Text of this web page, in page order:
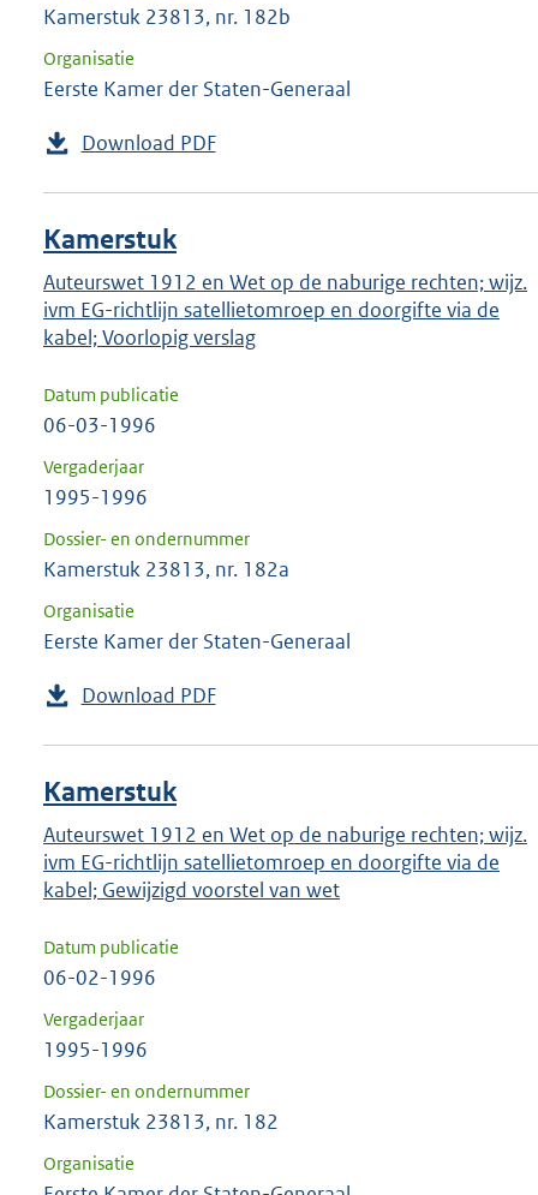
Kamerstuk 23813, nr. 182b
Organisatie
Eerste Kamer der Staten-Generaal
Download PDF
Kamerstuk
Auteurswet 1912 en Wet op de naburige rechten; wijz.
ivm EG-richtlijn satellietomroep en doorgifte via de
kabel; Voorlopig verslag
Datum publicatie
06-03-1996
Vergaderjaar
1995-1996
Dossier- en ondernummer
Kamerstuk 23813, nr. 182a
Organisatie
Eerste Kamer der Staten-Generaal
Download PDF
Kamerstuk
Auteurswet 1912 en Wet op de naburige rechten; wijz.
ivm EG-richtlijn satellietomroep en doorgifte via de
kabel; Gewijzigd voorstel van wet
Datum publicatie
06-02-1996
Vergaderjaar
1995-1996
Dossier- en ondernummer
Kamerstuk 23813, nr. 182
Organisatie